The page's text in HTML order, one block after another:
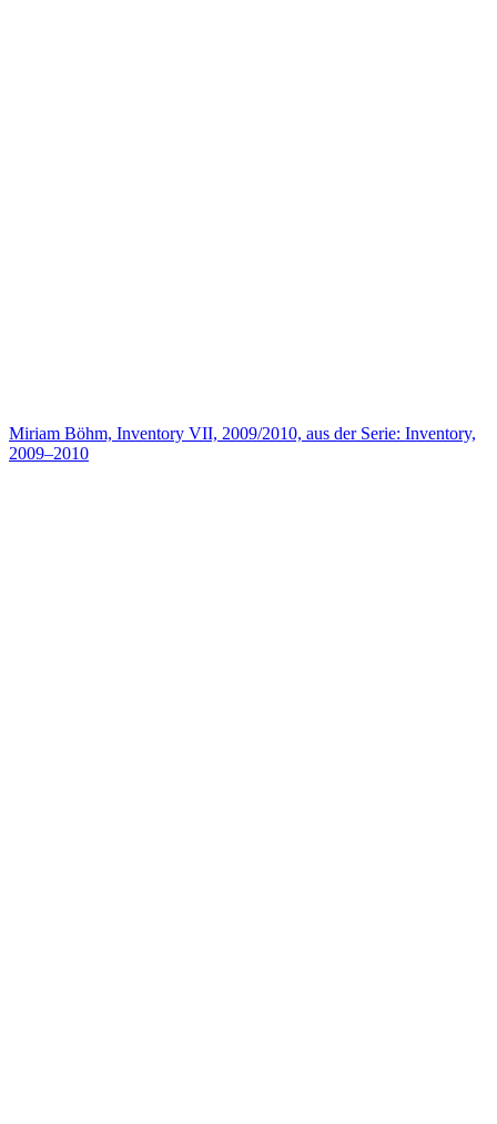
Miriam Böhm, Inventory VII, 2009/2010, aus der Serie: Inventory,
2009–2010